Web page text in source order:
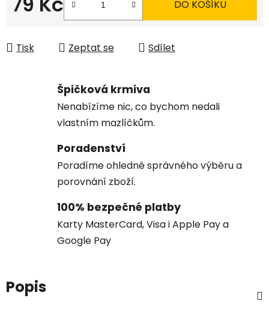
Měrná cena:
DO KOŠÍKU
Tisk Zeptat se Sdílet
Špičková krmiva
Nenabízíme nic, co bychom nedali
vlastním mazlíčkům.
Poradenství
Poradíme ohledně správného výběru a
porovnání zboží.
100% bezpečné platby
Karty MasterCard, Visa i Apple Pay a
Google Pay
Popis